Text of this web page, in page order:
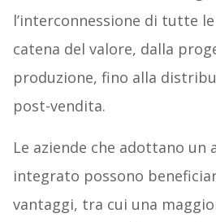
l’interconnessione di tutte
catena del valore, dalla
produzione, fino alla
post-vendita.
Le aziende che adottano un
integrato possono
vantaggi, tra cui una